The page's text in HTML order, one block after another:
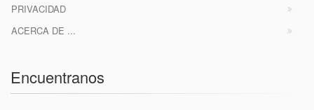
PRIVACIDAD
ACERCA DE ...
Encuentranos